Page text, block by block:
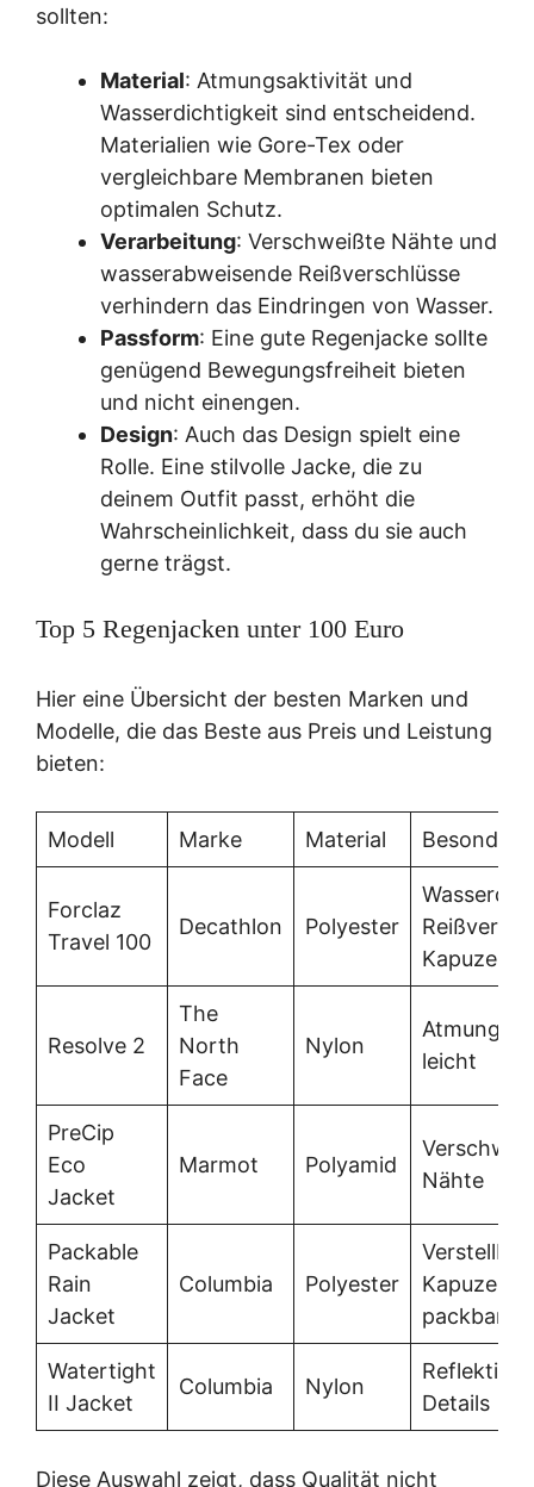
sollten:
Material: Atmungsaktivität und
Wasserdichtigkeit sind entscheidend.
Materialien wie Gore-Tex oder
vergleichbare Membranen bieten
optimalen Schutz.
Verarbeitung: Verschweißte Nähte und
wasserabweisende Reißverschlüsse
verhindern das Eindringen von Wasser.
Passform: Eine gute Regenjacke sollte
genügend Bewegungsfreiheit bieten
und nicht einengen.
Design: Auch das Design spielt eine
Rolle. Eine stilvolle Jacke, die zu
deinem Outfit passt, erhöht die
Wahrscheinlichkeit, dass du sie auch
gerne trägst.
Top 5 Regenjacken unter 100 Euro
Hier eine Übersicht der besten Marken und
Modelle, die das Beste aus Preis und Leistung
bieten:
Modell Marke Material
Forclaz
Travel 100
Decathlon Polyester
Kapuze
Resolve 2
The
North
Face
Nylon
leicht
PreCip
Eco
Jacket
Marmot Polyamid
Nähte
Packable
Rain
Jacket
Columbia Polyester
Kapuze,
packbar
Watertight
II Jacket
Columbia Nylon
Details
Diese Auswahl zeigt, dass Qualität nicht